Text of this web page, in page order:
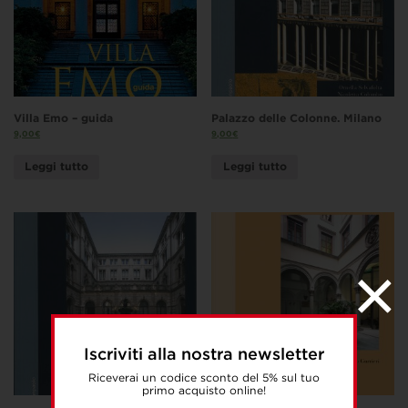
Iscriviti alla nostra newsletter
Riceverai un codice sconto del 5% sul tuo
primo acquisto online!
Villa Emo – guida
9,00€
Leggi tutto
Palazzo delle Colonne. Milano
9,00€
Leggi tutto